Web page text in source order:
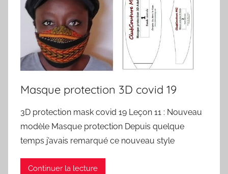
Masque protection 3D covid 19
3D protection mask covid 19 Leçon 11 : Nouveau
modèle Masque protection Depuis quelque
temps j’avais remarqué ce nouveau style
Continuer la lecture